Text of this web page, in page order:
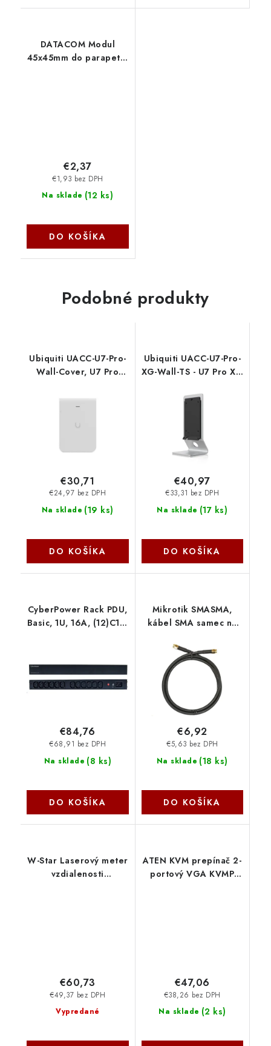
DATACOM Modul
45x45mm do parapetní
Na sklade (12 ks)
€1,93 bez DPH
€2,37
DO KOŠÍKA
Podobné produkty
Ubiquiti UACC-U7-Pro-
Wall-Cover, U7 Pro
Na sklade (19 ks)
€24,97 bez DPH
€30,71
DO KOŠÍKA
Ubiquiti UACC-U7-Pro-
XG-Wall-TS - U7 Pro XG
Na sklade (17 ks)
€33,31 bez DPH
€40,97
DO KOŠÍKA
CyberPower Rack PDU,
Basic, 1U, 16A, (12)C13,
Cyber Power Systems
Na sklade (8 ks)
€68,91 bez DPH
€84,76
DO KOŠÍKA
Mikrotik SMASMA,
kábel SMA samec na
m MikroTik
Na sklade (18 ks)
€5,63 bez DPH
€6,92
DO KOŠÍKA
W-Star Laserový meter
vzdialenosti
Vypredané
€49,37 bez DPH
€60,73
ATEN KVM prepínač 2-
portový VGA KVMP
Na sklade (2 ks)
€38,26 bez DPH
€47,06